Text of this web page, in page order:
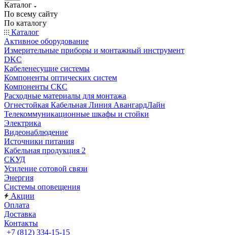
Каталог
По всему сайту
По каталогу
Каталог
Активное оборудование
Измерительные приборы и монтажный инструмент
DKC
Кабеленесущие системы
Компоненты оптических систем
Компоненты СКС
Расходные материалы для монтажа
Огнестойкая Кабельная Линия АвангардЛайн
Телекоммуникационные шкафы и стойки
Электрика
Видеонаблюдение
Источники питания
Кабельная продукция 2
СКУД
Усиление сотовой связи
Энергия
Системы оповещения
Акции
Оплата
Доставка
Контакты
+7 (812) 334-15-15